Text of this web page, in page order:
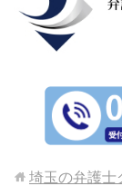
埼玉の弁護士